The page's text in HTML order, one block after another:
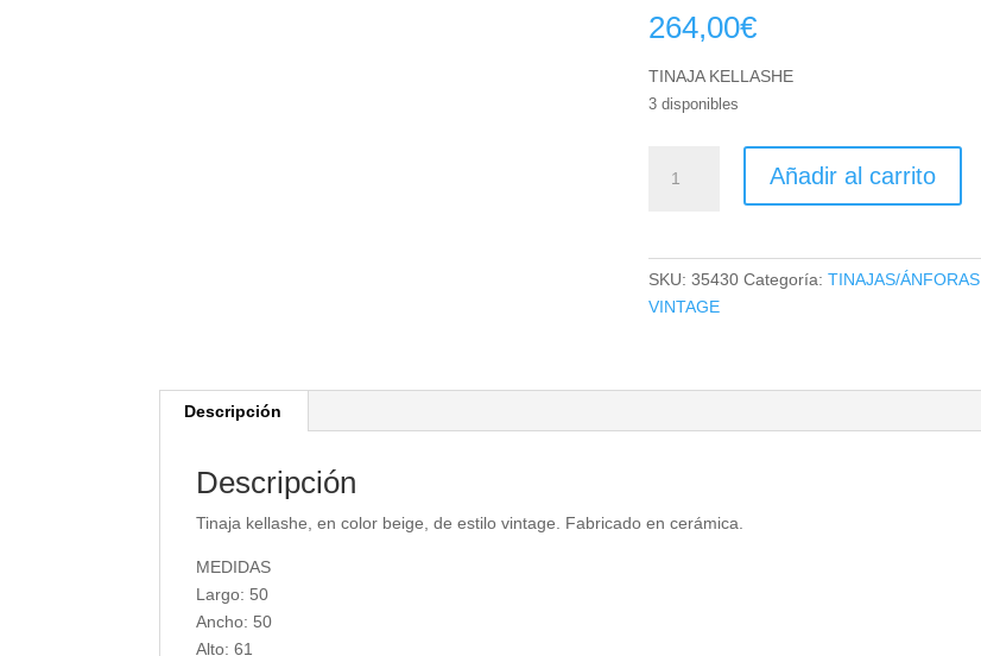
264,00€
TINAJA KELLASHE
3 disponibles
KELLASHE
Añadir al carrito
SKU:35430 Categoría:TINAJAS/ÁNFORAS
VINTAGE
Descripción
Descripción
Tinaja kellashe, en color beige, de estilo vintage. Fabricado en cerámica.
MEDIDAS
Largo: 50
Ancho: 50
Alto: 61